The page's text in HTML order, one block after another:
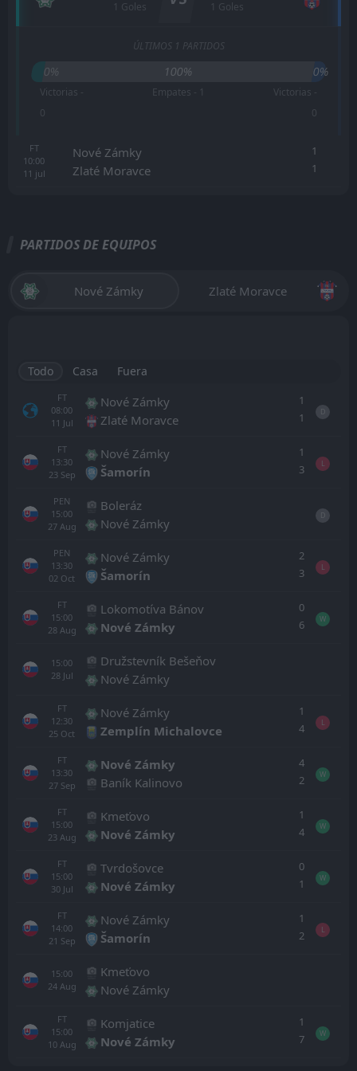
1 Goles 1 Goles
ÚLTIMOS 1 PARTIDOS
0% 100% 0%
Victorias -
0
Empates - 1
Victorias -
0
FT
10:00
11 jul
Nové Zámky
Zlaté Moravce
1
1
PARTIDOS DE EQUIPOS
Nové Zámky Zlaté Moravce
Todo Casa Fuera
FT
08:00
11 Jul
Nové Zámky
Zlaté Moravce
1
1
D
FT
13:30
23 Sep
Nové Zámky
Šamorín
1
3
L
PEN
15:00
27 Aug
Boleráz
Nové Zámky
D
PEN
13:30
02 Oct
Nové Zámky
Šamorín
2
3
L
FT
15:00
28 Aug
Lokomotíva Bánov
Nové Zámky
0
6
W
15:00
28 Jul
Družstevník Bešeňov
Nové Zámky
FT
12:30
25 Oct
Nové Zámky
Zemplín Michalovce
1
4
L
FT
13:30
27 Sep
Nové Zámky
Baník Kalinovo
4
2
W
FT
15:00
23 Aug
Kmeťovo
Nové Zámky
1
4
W
FT
15:00
30 Jul
Tvrdošovce
Nové Zámky
0
1
W
FT
14:00
21 Sep
Nové Zámky
Šamorín
1
2
L
15:00
24 Aug
Kmeťovo
Nové Zámky
FT
15:00
10 Aug
Komjatice
Nové Zámky
1
7
W